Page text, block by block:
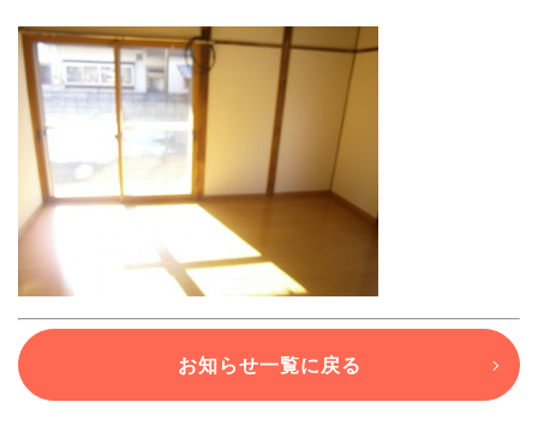
芹田不動産の強み
スタッフ紹介
会社紹介
ブログ
退去連絡フォームはこちら
お部屋探し専用LINEはこちら
お知らせ一覧に戻る